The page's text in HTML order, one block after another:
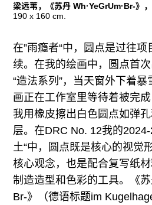
梁远苇，《苏丹 Wh·YeGrUm·Br-》
190 x 160 cm.
在”雨瘾者“中，圆点是过往
续。在我的绘画中，圆点首
“造法系列”，当天窗外下着
画正在工作室里等待着被完成
我用橡皮擦出白色圆点如弹
层。在DRC No. 12我的
土“中，圆点既是核心的视觉
核心观念，也是配合复写纸
制造造型和色彩的工具。《苏
Br-》（德语标题im